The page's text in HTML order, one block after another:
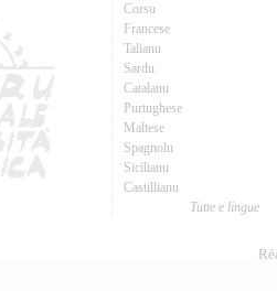
Corsu
Francese
Talianu
Sardu
Catalanu
Purtughese
Maltese
Spagnolu
Sicilianu
Castillianu
Tutte e lingue